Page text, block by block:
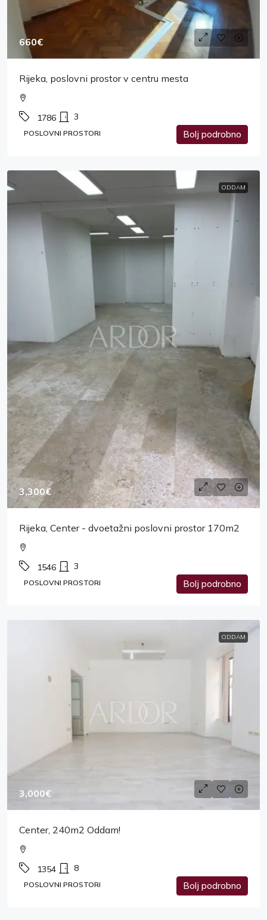
660€
Rijeka, poslovni prostor v centru mesta
1786 3
POSLOVNI PROSTORI Bolj podrobno
ODDAM
3,300€
Rijeka, Center - dvoetažni poslovni prostor 170m2
1546 3
POSLOVNI PROSTORI Bolj podrobno
ODDAM
3,000€
Center, 240m2 Oddam!
1354 8
POSLOVNI PROSTORI Bolj podrobno